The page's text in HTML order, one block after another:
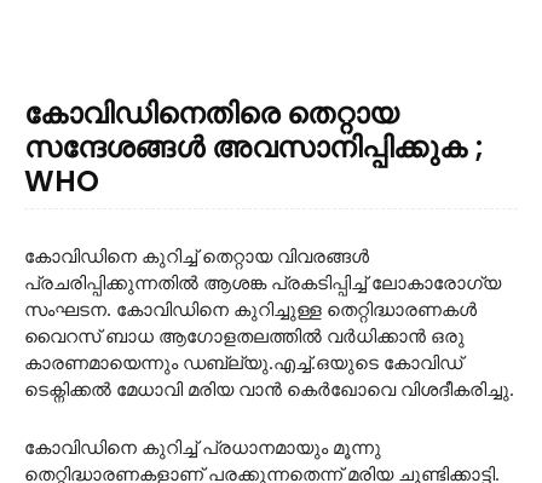
കോവിഡിനെതിരെ തെറ്റായ
സന്ദേശങ്ങൾ അവസാനിപ്പിക്കുക ;
WHO
കോവിഡിനെ കുറിച്ച്‌ തെറ്റായ വിവരങ്ങള്‍
പ്രചരിപ്പിക്കുന്നതില്‍ ആശങ്ക പ്രകടിപ്പിച്ച്‌ ലോകാരോഗ്യ
സംഘടന. കോവിഡിനെ കുറിച്ചുള്ള തെറ്റിദ്ധാരണകള്‍
വൈറസ് ബാധ ആഗോളതലത്തില്‍ വര്‍ധിക്കാന്‍ ഒരു
കാരണമായെന്നും ഡബ്ല്യു.എച്ച്‌.ഒയുടെ കോവിഡ്
ടെക്നിക്കല്‍ മേധാവി മരിയ വാന്‍ കെര്‍ഖോവെ വിശദീകരിച്ചു.
കോവിഡിനെ കുറിച്ച്‌ പ്രധാനമായും മൂന്നു
തെറ്റിദ്ധാരണകളാണ് പരക്കുന്നതെന്ന് മരിയ ചൂണ്ടിക്കാട്ടി.